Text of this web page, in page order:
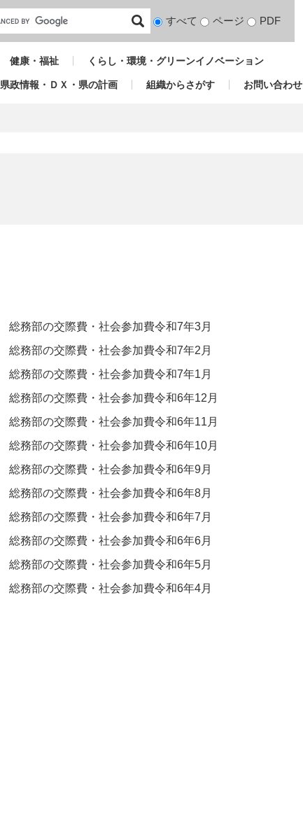
本文へ
検
対
すべて ページ PDF
健康・福祉 くらし・環境・グリーンイノベーション
県政情報・ＤＸ・県の計画 組織からさがす お問い合わせ
総務部の交際費・社会参加費令和7年3月
総務部の交際費・社会参加費令和7年2月
総務部の交際費・社会参加費令和7年1月
総務部の交際費・社会参加費令和6年12月
総務部の交際費・社会参加費令和6年11月
総務部の交際費・社会参加費令和6年10月
総務部の交際費・社会参加費令和6年9月
総務部の交際費・社会参加費令和6年8月
総務部の交際費・社会参加費令和6年7月
総務部の交際費・社会参加費令和6年6月
総務部の交際費・社会参加費令和6年5月
総務部の交際費・社会参加費令和6年4月